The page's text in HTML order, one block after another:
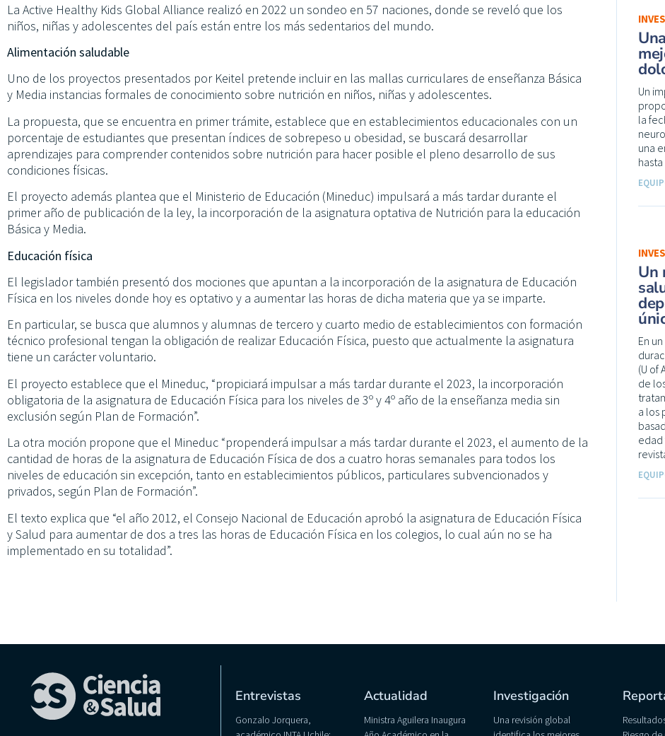
La Active Healthy Kids Global Alliance realizó en 2022 un sondeo en 57 naciones, donde se reveló que los
niños, niñas y adolescentes del país están entre los más sedentarios del mundo.
Alimentación saludable
Uno de los proyectos presentados por Keitel pretende incluir en las mallas curriculares de enseñanza Básica
y Media instancias formales de conocimiento sobre nutrición en niños, niñas y adolescentes.
La propuesta, que se encuentra en primer trámite, establece que en establecimientos educacionales con un
porcentaje de estudiantes que presentan índices de sobrepeso u obesidad, se buscará desarrollar
aprendizajes para comprender contenidos sobre nutrición para hacer posible el pleno desarrollo de sus
condiciones físicas.
El proyecto además plantea que el Ministerio de Educación (Mineduc) impulsará a más tardar durante el
primer año de publicación de la ley, la incorporación de la asignatura optativa de Nutrición para la educación
Básica y Media.
Educación física
El legislador también presentó dos mociones que apuntan a la incorporación de la asignatura de Educación
Física en los niveles donde hoy es optativo y a aumentar las horas de dicha materia que ya se imparte.
En particular, se busca que alumnos y alumnas de tercero y cuarto medio de establecimientos con formación
técnico profesional tengan la obligación de realizar Educación Física, puesto que actualmente la asignatura
tiene un carácter voluntario.
El proyecto establece que el Mineduc, “propiciará impulsar a más tardar durante el 2023, la incorporación
obligatoria de la asignatura de Educación Física para los niveles de 3º y 4º año de la enseñanza media sin
exclusión según Plan de Formación”.
La otra moción propone que el Mineduc “propenderá impulsar a más tardar durante el 2023, el aumento de la
cantidad de horas de la asignatura de Educación Física de dos a cuatro horas semanales para todos los
niveles de educación sin excepción, tanto en establecimientos públicos, particulares subvencionados y
privados, según Plan de Formación”.
El texto explica que “el año 2012, el Consejo Nacional de Educación aprobó la asignatura de Educación Física
y Salud para aumentar de dos a tres las horas de Educación Física en los colegios, lo cual aún no se ha
implementado en su totalidad”.
Un
la
una
Un
En
(U of
de
a los
edad
Entrevistas
Gonzalo Jorquera,
Actualidad
Ministra Aguilera Inaugura
Investigación
Una revisión global